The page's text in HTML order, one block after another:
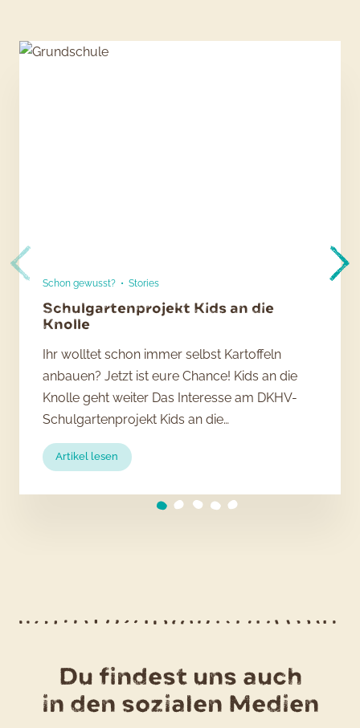
Schon gewusst? • Stories
Schulgartenprojekt Kids an die
Knolle
Ihr wolltet schon immer selbst Kartoffeln
anbauen? Jetzt ist eure Chance! Kids an die
Knolle geht weiter Das Interesse am DKHV-
Schulgartenprojekt Kids an die…
Artikel lesen
Schulgartenprojekt
Du findest uns auch
in den sozialen Medien